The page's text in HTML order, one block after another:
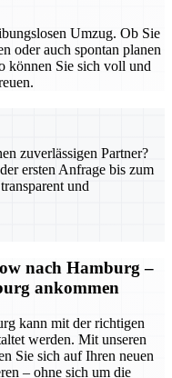
Umzug. Ob Sie
oder auch spontan planen
können Sie sich voll und
zuverlässigen Partner?
ersten Anfrage bis zum
und
nach Hamburg –
ankommen
kann mit der richtigen
werden. Mit unseren
Sie sich auf Ihren neuen
– ohne sich um die